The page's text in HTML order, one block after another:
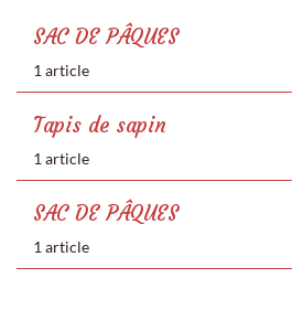
SAC DE PÂQUES
1 article
Tapis de sapin
1 article
SAC DE PÂQUES
1 article